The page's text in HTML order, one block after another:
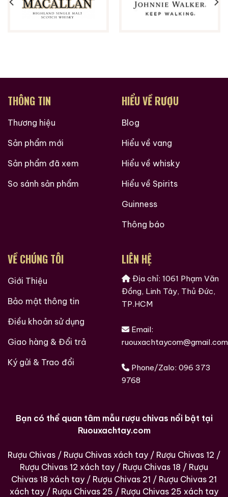
THÔNG TIN
Thương hiệu
Sản phẩm mới
Sản phẩm đã xem
So sánh sản phẩm
HIỂU VỀ RƯỢU
Blog
Hiểu về vang
Hiểu về whisky
Hiểu về Spirits
Guinness
Thông báo
VỀ CHÚNG TÔI
Giới Thiệu
Bảo mật thông tin
Điều khoản sử dụng
Giao hàng & Đổi trả
Ký gửi & Trao đổi
LIÊN HỆ
Địa chỉ: 1061 Phạm Văn
Đồng, Linh Tây, Thủ Đức,
TP.HCM
Email:
ruouxachtaycom@gmail.com
Phone/Zalo: 096 373
9768
Bạn có thể quan tâm mẫu rượu chivas nổi bật tại
Ruouxachtay.com
Rượu Chivas / Rượu Chivas xách tay / Rượu Chivas 12 /
Rượu Chivas 12 xách tay / Rượu Chivas 18 / Rượu
Chivas 18 xách tay / Rượu Chivas 21 / Rượu Chivas 21
xách tay / Rượu Chivas 25 / Rượu Chivas 25 xách tay